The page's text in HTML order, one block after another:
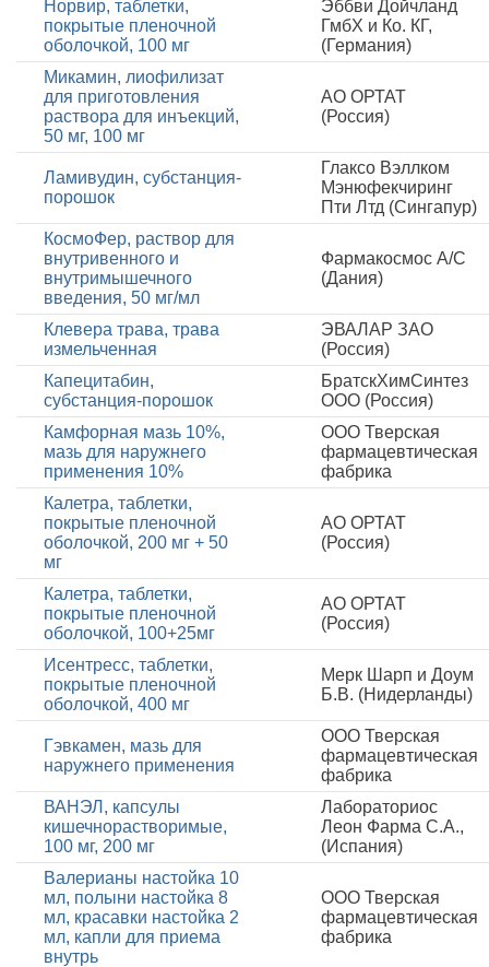
Норвир, таблетки,
покрытые пленочной
оболочкой, 100 мг
Эббви Дойчланд
ГмбХ и Ко. КГ,
(Германия)
Микамин, лиофилизат
для приготовления
раствора для инъекций,
50 мг, 100 мг
АО ОРТАТ
(Россия)
Ламивудин, субстанция-
порошок
Глаксо Вэллком
Мэнюфекчиринг
Пти Лтд (Сингапур)
КосмоФер, раствор для
внутривенного и
внутримышечного
введения, 50 мг/мл
Фармакосмос А/С
(Дания)
Клевера трава, трава
измельченная
ЭВАЛАР ЗАО
(Россия)
Капецитабин,
субстанция-порошок
БратскХимСинтез
ООО (Россия)
Камфорная мазь 10%,
мазь для наружнего
применения 10%
ООО Тверская
фармацевтическая
фабрика
Калетра, таблетки,
покрытые пленочной
оболочкой, 200 мг + 50
мг
АО ОРТАТ
(Россия)
Калетра, таблетки,
покрытые пленочной
оболочкой, 100+25мг
АО ОРТАТ
(Россия)
Исентресс, таблетки,
покрытые пленочной
оболочкой, 400 мг
Мерк Шарп и Доум
Б.В. (Нидерланды)
Гэвкамен, мазь для
наружнего применения
ООО Тверская
фармацевтическая
фабрика
ВАНЭЛ, капсулы
кишечнорастворимые,
100 мг, 200 мг
Лабораториос
Леон Фарма С.А.,
(Испания)
Валерианы настойка 10
мл, полыни настойка 8
мл, красавки настойка 2
мл, капли для приема
внутрь
ООО Тверская
фармацевтическая
фабрика